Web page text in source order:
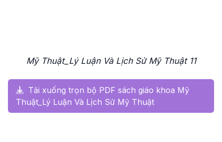
Mỹ Thuật_Lý Luận Và Lịch Sử Mỹ Thuật 11
Tải xuống trọn bộ PDF sách giáo khoa Mỹ
Thuật_Lý Luận Và Lịch Sử Mỹ Thuật